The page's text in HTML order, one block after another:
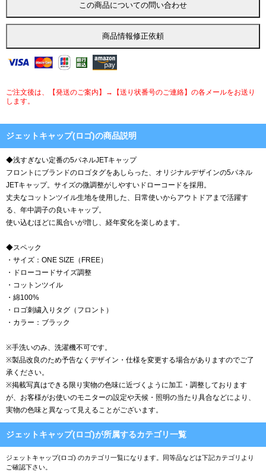
ご注文後は、【発送のご案内】→【送り状番号のご連絡】の各メールをお送り
します。
ジェットキャップ(ロゴ)の商品説明
◆浅すぎない定番の5パネルJETキャップ
フロントにブランドのロゴタグをあしらった、オリジナルデザインの5パネル
JETキャップ。サイズの微調整がしやすいドローコードを採用。
丈夫なコットンツイル生地を使用した、日常使いからアウトドアまで活躍す
る、年中調子の良いキャップ。
使い込むほどに風合いが増し、経年変化を楽しめます。
◆スペック
・サイズ：ONE SIZE（FREE）
・ドローコードサイズ調整
・コットンツイル
・綿100%
・ロゴ刺繍入りタグ（フロント）
・カラー：ブラック
※手洗いのみ、洗濯機不可です。
※製品改良のため予告なくデザイン・仕様を変更する場合がありますのでご了
承ください。
※掲載写真はできる限り実物の色味に近づくように加工・調整しております
が、お客様がお使いのモニターの設定や天候・照明の当たり具合などにより、
実物の色味と異なって見えることがございます。
ジェットキャップ(ロゴ)が所属するカテゴリ一覧
ジェットキャップ(ロゴ) のカテゴリ一覧になります。同等品などは下記カテゴリより
ご確認下さい。